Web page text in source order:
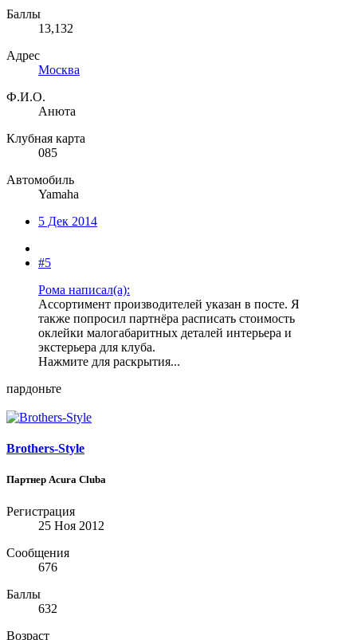
Баллы
13,132
Адрес
Москва
Ф.И.О.
Анюта
Клубная карта
085
Автомобиль
Yamaha
5 Дек 2014
#5
Рома написал(а):
Ассортимент производителей указан в посте. Я
также попросил партнёра расписать стоимость
оклейки малогабаритных деталей интерьера и
экстерьера для клуба.
Нажмите для раскрытия...
пардоньте
Brothers-Style
Партнер Acura Clubа
Регистрация
25 Ноя 2012
Сообщения
676
Баллы
632
Возраст